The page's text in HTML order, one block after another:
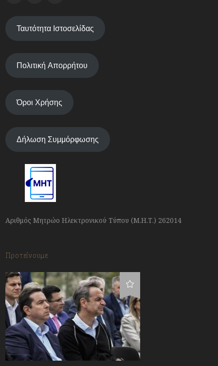
Ταυτότητα Ιστοσελίδας
Πολιτική Απορρήτου
Όροι Χρήσης
Δήλωση Συμμόρφωσης
Αριθμός Μητρώο Ηλεκτρονικού Τύπου (Μ.Η.Τ.) 262014
Προτείνουμε